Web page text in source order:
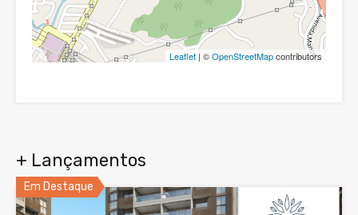
Leaflet | ©OpenStreetMapcontributors
+ Lançamentos
Em Destaque